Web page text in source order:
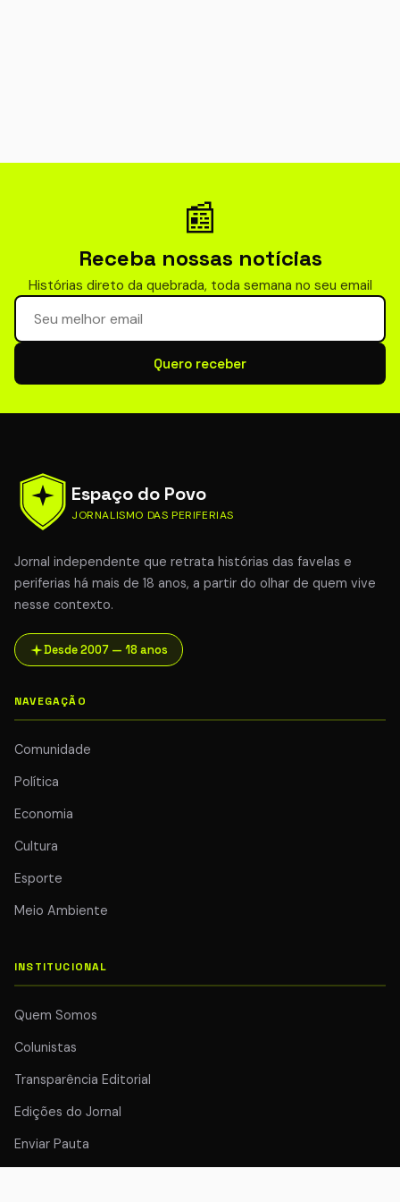
📰
Receba nossas notícias
Histórias direto da quebrada, toda semana no seu email
Seu email para newsletter
Quero receber
Espaço do Povo
JORNALISMO DAS PERIFERIAS
Jornal independente que retrata histórias das favelas e
periferias há mais de 18 anos, a partir do olhar de quem vive
nesse contexto.
Desde 2007 — 18 anos
NAVEGAÇÃO
Comunidade
Política
Economia
Cultura
Esporte
Meio Ambiente
INSTITUCIONAL
Quem Somos
Colunistas
Transparência Editorial
Edições do Jornal
Enviar Pauta